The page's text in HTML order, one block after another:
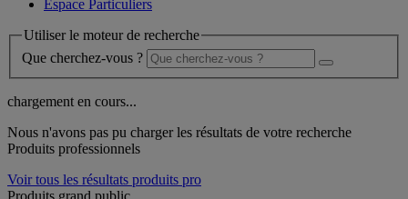
Espace Particuliers
Utiliser le moteur de recherche
Que cherchez-vous ?
chargement en cours...
Nous n'avons pas pu charger les résultats de votre recherche
Produits professionnels
Voir tous les résultats produits pro
Produits grand public